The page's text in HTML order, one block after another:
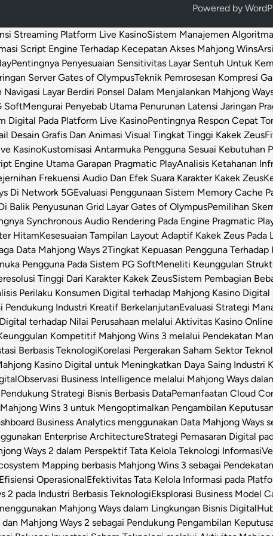
Powered by
Streaming Platform Live KasinoSistem Manajemen
Script Engine Terhadap Kecepatan Akses Mahjong Wins
Pentingnya Penyesuaian Sensitivitas Layar Sentuh Untuk
Server Gates of OlympusTeknik Pemrosesan Kompresi
Navigasi Layar Berdiri Ponsel Dalam Menjalankan Mahjong
SoftMengurai Penyebab Utama Penurunan Latensi Jaringan
Digital Pada Platform Live KasinoPentingnya Respon Cepat
Desain Grafis Dan Animasi Visual Tingkat Tinggi Kakek Zeus
KasinoKustomisasi Antarmuka Pengguna Sesuai Kebutuhan
Engine Utama Garapan Pragmatic PlayAnalisis Ketahanan
Frekuensi Audio Dan Efek Suara Karakter Kakek Zeus
Di Network 5GEvaluasi Penggunaan Sistem Memory Cache
Balik Penyusunan Grid Layar Gates of OlympusPemilihan
Synchronous Audio Rendering Pada Engine Pragmatic
HitamKesesuaian Tampilan Layout Adaptif Kakek Zeus Pada
Data Mahjong Ways 2Tingkat Kepuasan Pengguna
Pengguna Pada Sistem PG SoftMeneliti Keunggulan
Tinggi Dari Karakter Kakek ZeusSistem Pembagian
Perilaku Konsumen Digital terhadap Mahjong Kasino
Pendukung Industri Kreatif BerkelanjutanEvaluasi Strategi
terhadap Nilai Perusahaan melalui Aktivitas Kasino Online
Kompetitif Mahjong Wins 3 melalui Pendekatan
Berbasis TeknologiKorelasi Pergerakan Saham Sektor
Kasino Digital untuk Meningkatkan Daya Saing Industri
Observasi Business Intelligence melalui Mahjong Ways
Strategi Bisnis Berbasis DataPemanfaatan Cloud
Wins 3 untuk Mengoptimalkan Pengambilan
Business Analytics menggunakan Data Mahjong Ways
Enterprise ArchitectureStrategi Pemasaran Digital
Ways 2 dalam Perspektif Tata Kelola Teknologi Informasi
Mapping berbasis Mahjong Wins 3 sebagai
OperasionalEfektivitas Tata Kelola Informasi pada
2 pada Industri Berbasis TeknologiEksplorasi Business Model
Mahjong Ways dalam Lingkungan Bisnis Digital
Mahjong Ways 2 sebagai Pendukung Pengambilan